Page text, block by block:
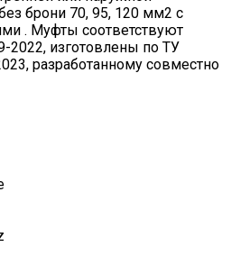
брони 70, 95, 120 мм2 с
. Муфты соответствуют
2022, изготовлены по ТУ
разработанному совместно